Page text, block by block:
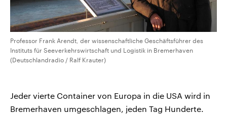
Professor Frank Arendt, der wissenschaftliche Geschäftsführer des
Instituts für Seeverkehrswirtschaft und Logistik in Bremerhaven
(Deutschlandradio / Ralf Krauter)
Jeder vierte Container von Europa in die USA wird in
Bremerhaven umgeschlagen, jeden Tag Hunderte.